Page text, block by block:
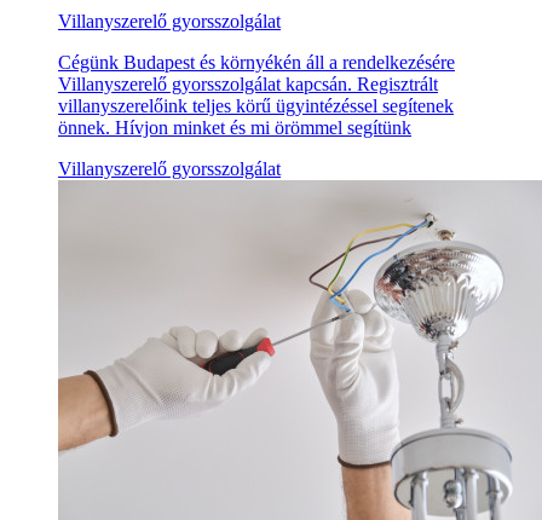
Villanyszerelő gyorsszolgálat
Cégünk Budapest és környékén áll a rendelkezésére
Villanyszerelő gyorsszolgálat kapcsán. Regisztrált
villanyszerelőink teljes körű ügyintézéssel segítenek
önnek. Hívjon minket és mi örömmel segítünk
Villanyszerelő gyorsszolgálat